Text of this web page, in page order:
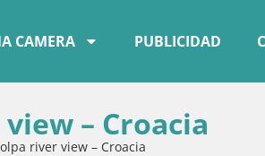
CAMERA PUBLICIDAD
– Croacia
river view – Croacia